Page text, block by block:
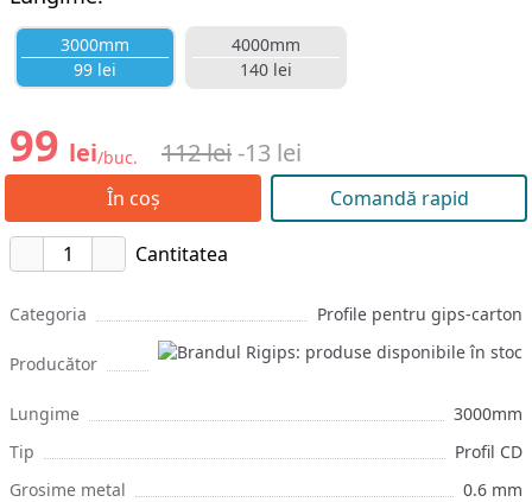
3000mm
99 lei
4000mm
140 lei
99 lei/buc. 112 lei -13 lei
În coș Comandă rapid
Cantitatea
Categoria Profile pentru gips-carton
Producător
Lungime
3000mm
Tip
Profil CD
Grosime metal
0.6 mm